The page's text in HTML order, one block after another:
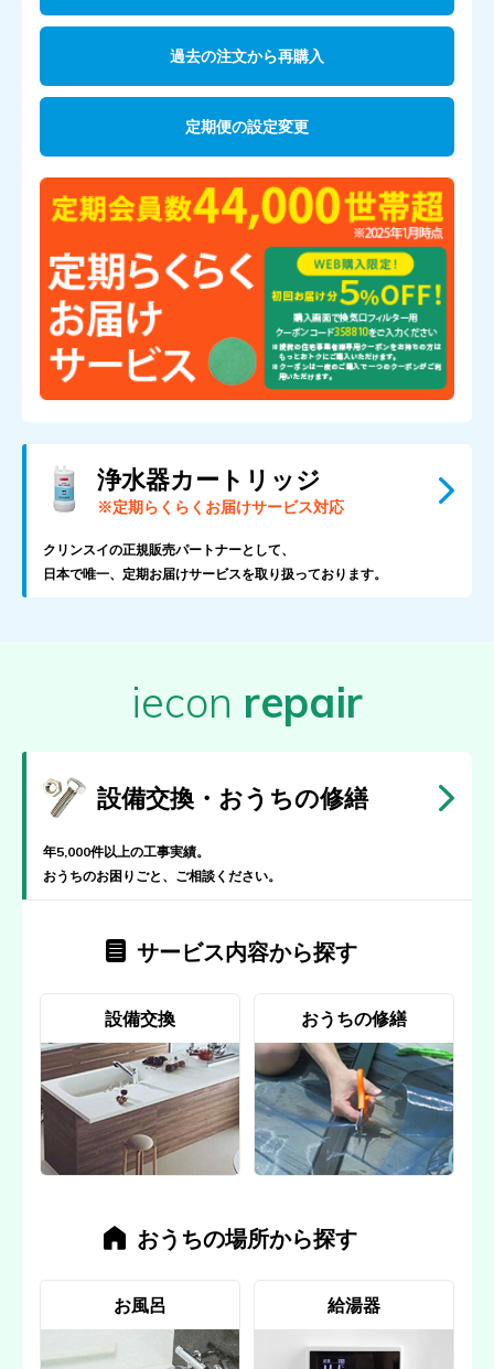
過去の注文から再購入
定期便の設定変更
浄水器カートリッジ
※定期らくらくお届けサービス対応
クリンスイの正規販売パートナーとして、
日本で唯一、定期お届けサービスを取り扱っております。
iecon repair
設備交換・おうちの修繕
年5,000件以上の工事実績。
おうちのお困りごと、ご相談ください。
サービス内容から探す
設備交換 おうちの修繕
おうちの場所から探す
お風呂 給湯器